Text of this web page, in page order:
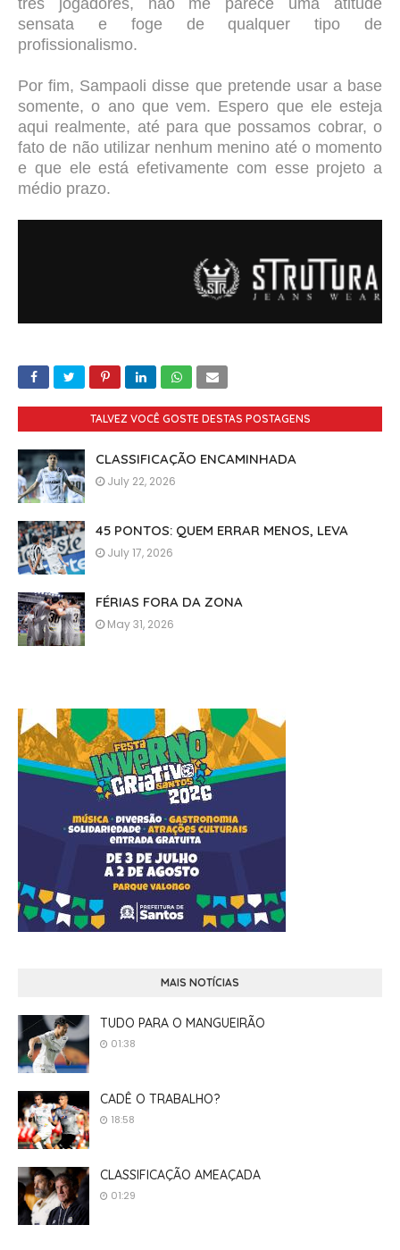
três jogadores, não me parece uma atitude
sensata e foge de qualquer tipo de
profissionalismo.
Por fim, Sampaoli disse que pretende usar a base
somente, o ano que vem. Espero que ele esteja
aqui realmente, até para que possamos cobrar, o
fato de não utilizar nenhum menino até o momento
e que ele está efetivamente com esse projeto a
médio prazo.
TALVEZ VOCÊ GOSTE DESTAS POSTAGENS
CLASSIFICAÇÃO ENCAMINHADA
July 22, 2026
45 PONTOS: QUEM ERRAR MENOS, LEVA
July 17, 2026
FÉRIAS FORA DA ZONA
May 31, 2026
MAIS NOTÍCIAS
TUDO PARA O MANGUEIRÃO
01:38
CADÊ O TRABALHO?
18:58
CLASSIFICAÇÃO AMEAÇADA
01:29